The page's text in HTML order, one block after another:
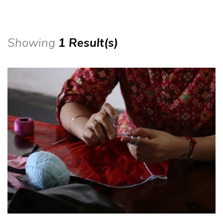
Showing 1 Result(s)